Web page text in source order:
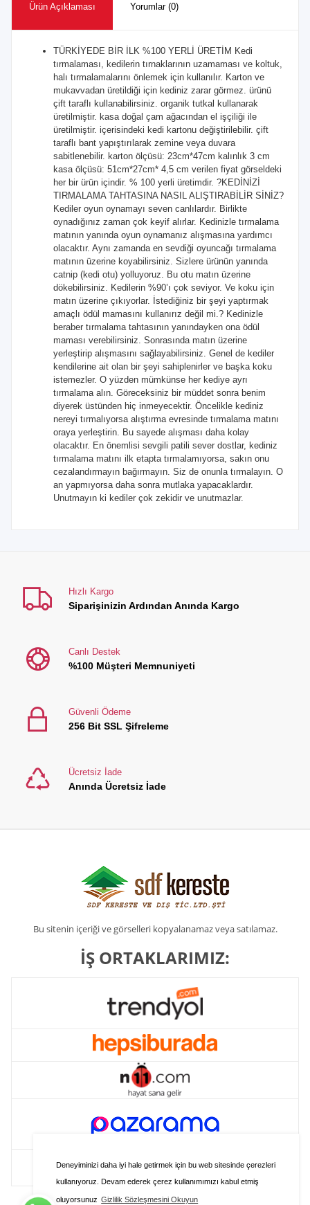
Deneyiminizi daha iyi hale getirmek için bu web sitesinde çerezleri
kullanıyoruz. Devam ederek çerez kullanımımızı kabul etmiş
oluyorsunuz Gizlilik Sözleşmesini Okuyun
Ürün Açıklaması Yorumlar (0)
TÜRKİYEDE BİR İLK %100 YERLİ ÜRETİM Kedi
tırmalaması, kedilerin tırnaklarının uzamaması ve koltuk,
halı tırmalamalarını önlemek için kullanılır. Karton ve
mukavvadan üretildiği için kediniz zarar görmez. ürünü
çift taraflı kullanabilirsiniz. organik tutkal kullanarak
üretilmiştir. kasa doğal çam ağacından el işçiliği ile
üretilmiştir. içerisindeki kedi kartonu değiştirilebilir. çift
taraflı bant yapıştırılarak zemine veya duvara
sabitlenebilir. karton ölçüsü: 23cm*47cm kalınlık 3 cm
kasa ölçüsü: 51cm*27cm* 4,5 cm verilen fiyat görseldeki
her bir ürün içindir. % 100 yerli üretimdir. ?KEDİNİZİ
TIRMALAMA TAHTASINA NASIL ALIŞTIRABİLİR SİNİZ?
Kediler oyun oynamayı seven canlılardır. Birlikte
oynadığınız zaman çok keyif alırlar. Kedinizle tırmalama
matının yanında oyun oynamanız alışmasına yardımcı
olacaktır. Aynı zamanda en sevdiği oyuncağı tırmalama
matının üzerine koyabilirsiniz. Sizlere ürünün yanında
catnip (kedi otu) yolluyoruz. Bu otu matın üzerine
dökebilirsiniz. Kedilerin %90’ı çok seviyor. Ve koku için
matın üzerine çıkıyorlar. İstediğiniz bir şeyi yaptırmak
amaçlı ödül mamasını kullanırız değil mi.? Kedinizle
beraber tırmalama tahtasının yanındayken ona ödül
maması verebilirsiniz. Sonrasında matın üzerine
yerleştirip alışmasını sağlayabilirsiniz. Genel de kediler
kendilerine ait olan bir şeyi sahiplenirler ve başka koku
istemezler. O yüzden mümkünse her kediye ayrı
tırmalama alın. Göreceksiniz bir müddet sonra benim
diyerek üstünden hiç inmeyecektir. Öncelikle kediniz
nereyi tırmalıyorsa alıştırma evresinde tırmalama matını
oraya yerleştirin. Bu sayede alışması daha kolay
olacaktır. En önemlisi sevgili patili sever dostlar, kediniz
tırmalama matını ilk etapta tırmalamıyorsa, sakın onu
cezalandırmayın bağırmayın. Siz de onunla tırmalayın. O
an yapmıyorsa daha sonra mutlaka yapacaklardır.
Unutmayın ki kediler çok zekidir ve unutmazlar.
Hızlı Kargo
Siparişinizin Ardından Anında Kargo
Canlı Destek
%100 Müşteri Memnuniyeti
Güvenli Ödeme
256 Bit SSL Şifreleme
Ücretsiz İade
Anında Ücretsiz İade
Bu sitenin içeriği ve görselleri kopyalanamaz veya satılamaz.
İŞ ORTAKLARIMIZ: